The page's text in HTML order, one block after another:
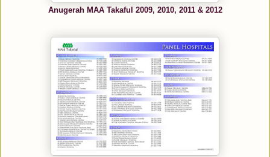
Anugerah MAA Takaful 2009, 2010, 2011 & 2012